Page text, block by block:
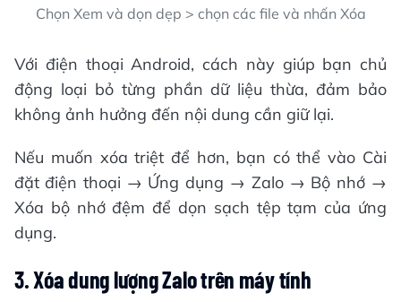
Chọn Xem và dọn dẹp > chọn các file và nhấn Xóa
Với điện thoại Android, cách này giúp bạn chủ
động loại bỏ từng phần dữ liệu thừa, đảm bảo
không ảnh hưởng đến nội dung cần giữ lại.
Nếu muốn xóa triệt để hơn, bạn có thể vào Cài
đặt điện thoại → Ứng dụng → Zalo → Bộ nhớ →
Xóa bộ nhớ đệm để dọn sạch tệp tạm của ứng
dụng.
3. Xóa dung lượng Zalo trên máy tính